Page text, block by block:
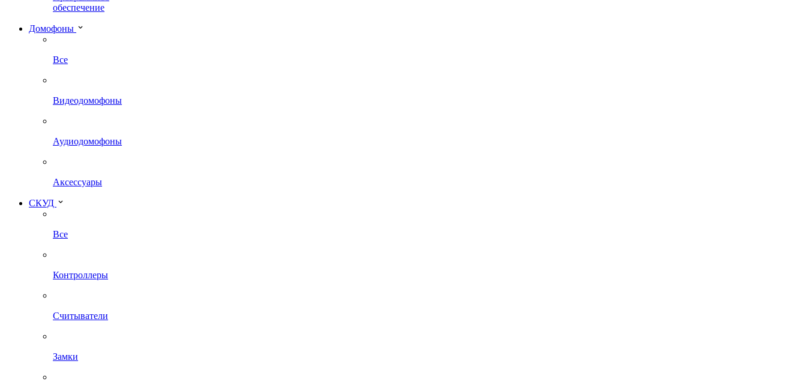
обеспечение
Домофоны
Все
Видеодомофоны
Аудиодомофоны
Аксессуары
СКУД
Все
Контроллеры
Считыватели
Замки